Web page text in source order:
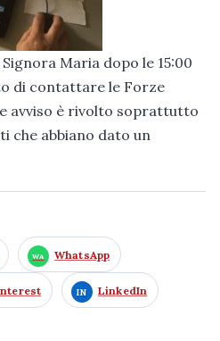
Maria dopo le 15:00
di contattare le Forze
avviso è rivolto soprattutto
che abbiano dato un
WhatsApp
LinkedIn